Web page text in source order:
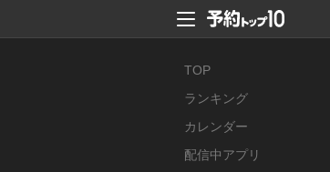
TOP
ランキング
カレンダー
配信中アプリ